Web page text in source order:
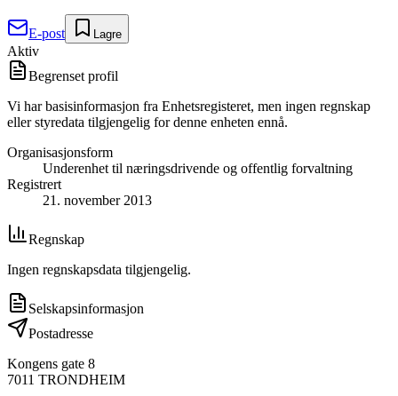
E-post Lagre
Aktiv
Begrenset profil
Vi har basisinformasjon fra Enhetsregisteret, men ingen regnskap
eller styredata tilgjengelig for denne enheten ennå.
Organisasjonsform
Underenhet til næringsdrivende og offentlig forvaltning
Registrert
21. november 2013
Regnskap
Ingen regnskapsdata tilgjengelig.
Selskapsinformasjon
Postadresse
Kongens gate 8
7011 TRONDHEIM